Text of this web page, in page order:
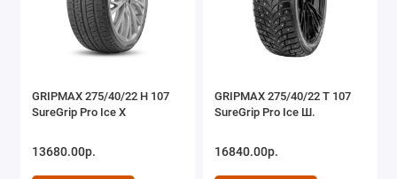
GRIPMAX 275/40/22 H 107
SureGrip Pro Ice X
13680.00р.
GRIPMAX 275/40/22 T 107
SureGrip Pro Ice Ш.
16840.00р.